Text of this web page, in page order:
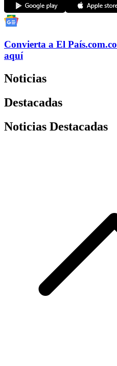
Convierta a El País.com.co
aquí
Noticias
Destacadas
Noticias Destacadas